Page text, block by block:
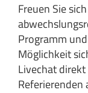
Freuen Sie
Programm
Möglichkeit
Livechat
Referierenden